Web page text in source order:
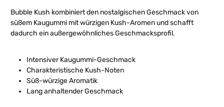
Bubble Kush kombiniert den nostalgischen Geschmack von
süßem Kaugummi mit würzigen Kush-Aromen und schafft
dadurch ein außergewöhnliches Geschmacksprofil.
Intensiver Kaugummi-Geschmack
Charakteristische Kush-Noten
Süß-würzige Aromatik
Lang anhaltender Geschmack